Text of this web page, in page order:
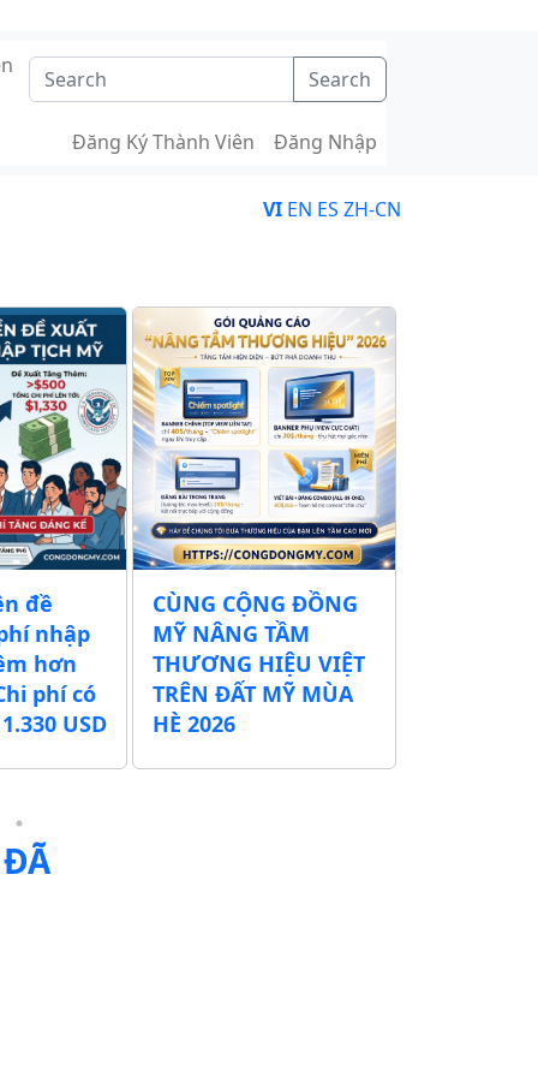
Search
Đăng Ký Thành Viên Đăng Nhập
VI EN ES ZH-CN
đề
nhập
hơn
phí có
USD
CÙNG CỘNG ĐỒNG
MỸ NÂNG TẦM
THƯƠNG HIỆU VIỆT
TRÊN ĐẤT MỸ MÙA
HÈ 2026